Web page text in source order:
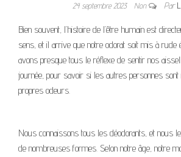
24 septembre 2023 Non Par
Bien souvent, l’histoire de l’être humain est
sens, et il arrive que notre odorat soit mis à rude
avons presque tous le réflexe de sentir nos
journée, pour savoir si les autres personnes
propres odeurs.
Nous connaissons tous les déodorants, et nous
de nombreuses formes. Selon notre âge, notre